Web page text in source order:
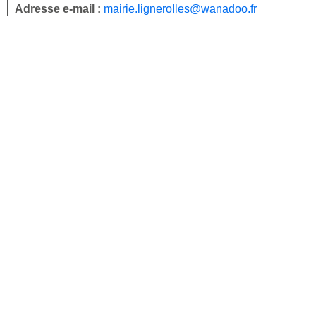
Adresse e-mail : mairie.lignerolles@wanadoo.fr